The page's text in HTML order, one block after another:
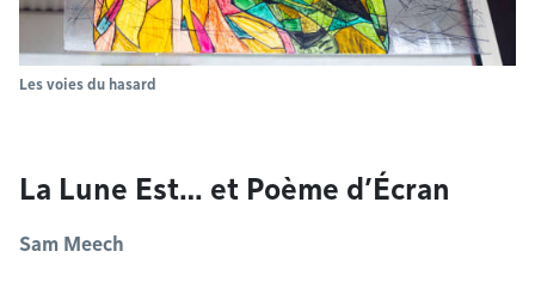
Les voies du hasard
La Lune Est… et Poème d’Écran
Sam Meech